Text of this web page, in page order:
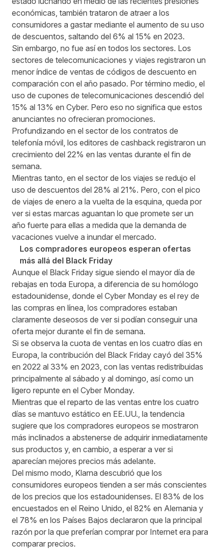
económicas, también trataron de atraer a los
consumidores a gastar mediante el aumento de su uso
de descuentos, saltando del 6% al 15% en 2023.
Sin embargo, no fue así en todos los sectores. Los
sectores de telecomunicaciones y viajes registraron un
menor índice de ventas de códigos de descuento en
comparación con el año pasado. Por término medio, el
uso de cupones de telecomunicaciones descendió del
15% al 13% en Cyber. Pero eso no significa que estos
anunciantes no ofrecieran promociones.
Profundizando en el sector de los contratos de
telefonía móvil, los editores de cashback registraron un
crecimiento del 22% en las ventas durante el fin de
semana.
Mientras tanto, en el sector de los viajes se redujo el
uso de descuentos del 28% al 21%. Pero, con el pico
de viajes de enero a la vuelta de la esquina, queda por
ver si estas marcas aguantan lo que promete ser un
año fuerte para ellas a medida que la demanda de
vacaciones vuelve a inundar el mercado.
Los compradores europeos esperan ofertas
más allá del Black Friday
Aunque el Black Friday sigue siendo el mayor día de
rebajas en toda Europa, a diferencia de su homólogo
estadounidense, donde el Cyber Monday es el rey de
las compras en línea, los compradores estaban
claramente deseosos de ver si podían conseguir una
oferta mejor durante el fin de semana.
Si se observa la cuota de ventas en los cuatro días en
Europa, la contribución del Black Friday cayó del 35%
en 2022 al 33% en 2023, con las ventas redistribuidas
principalmente al sábado y al domingo, así como un
ligero repunte en el Cyber Monday.
Mientras que el reparto de las ventas entre los cuatro
días se mantuvo estático en EE.UU., la tendencia
sugiere que los compradores europeos se mostraron
más inclinados a abstenerse de adquirir inmediatamente
sus productos y, en cambio, a esperar a ver si
aparecían mejores precios más adelante.
Del mismo modo, Klarna descubrió que los
consumidores europeos tienden a ser más conscientes
de los precios que los estadounidenses. El 83% de los
encuestados en el Reino Unido, el 82% en Alemania y
el 78% en los Países Bajos declararon que la principal
razón por la que preferían comprar por Internet era para
comparar precios.